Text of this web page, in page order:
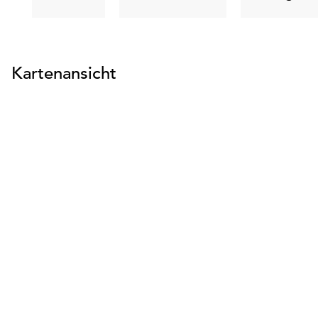
Kartenansicht